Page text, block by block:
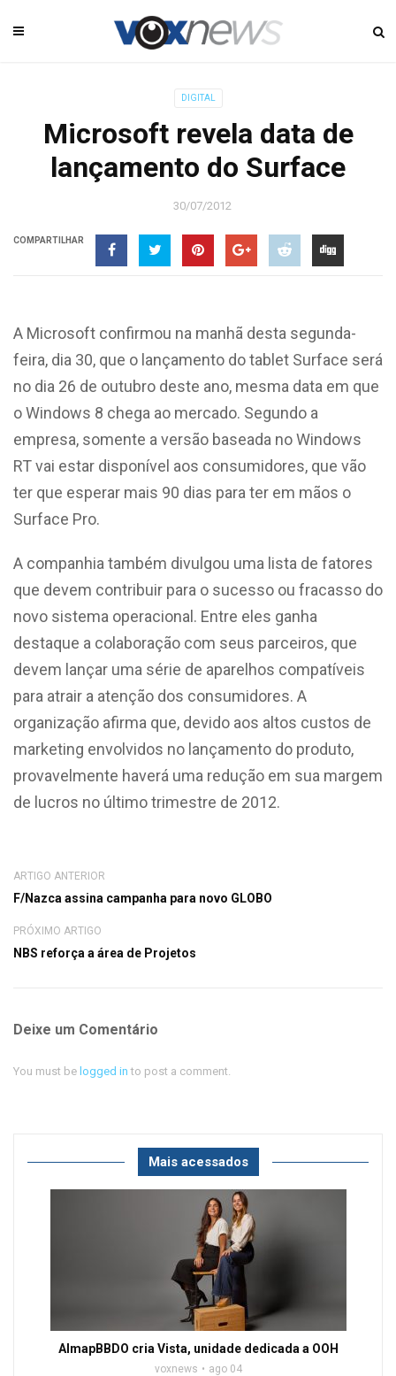
DIGITAL
Microsoft revela data de
lançamento do Surface
30/07/2012
COMPARTILHAR
A Microsoft confirmou na manhã desta segunda-
feira, dia 30, que o lançamento do tablet Surface será
no dia 26 de outubro deste ano, mesma data em que
o Windows 8 chega ao mercado. Segundo a
empresa, somente a versão baseada no Windows
RT vai estar disponível aos consumidores, que vão
ter que esperar mais 90 dias para ter em mãos o
Surface Pro.
A companhia também divulgou uma lista de fatores
que devem contribuir para o sucesso ou fracasso do
novo sistema operacional. Entre eles ganha
destaque a colaboração com seus parceiros, que
devem lançar uma série de aparelhos compatíveis
para atrair a atenção dos consumidores. A
organização afirma que, devido aos altos custos de
marketing envolvidos no lançamento do produto,
provavelmente haverá uma redução em sua margem
de lucros no último trimestre de 2012.
ARTIGO ANTERIOR
F/Nazca assina campanha para novo GLOBO
PRÓXIMO ARTIGO
NBS reforça a área de Projetos
Deixe um Comentário
You must be logged in to post a comment.
Mais acessados
AlmapBBDO cria Vista, unidade dedicada a OOH
voxnews ago 04